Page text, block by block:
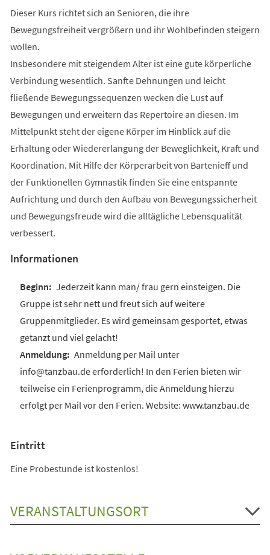
Dieser Kurs richtet sich an Senioren, die ihre
Bewegungsfreiheit vergrößern und ihr Wohlbefinden steigern
wollen.
Insbesondere mit steigendem Alter ist eine gute körperliche
Verbindung wesentlich. Sanfte Dehnungen und leicht
fließende Bewegungssequenzen wecken die Lust auf
Bewegungen und erweitern das Repertoire an diesen. Im
Mittelpunkt steht der eigene Körper im Hinblick auf die
Erhaltung oder Wiedererlangung der Beweglichkeit, Kraft und
Koordination. Mit Hilfe der Körperarbeit von Bartenieff und
der Funktionellen Gymnastik finden Sie eine entspannte
Aufrichtung und durch den Aufbau von Bewegungssicherheit
und Bewegungsfreude wird die alltägliche Lebensqualität
verbessert.
Informationen
Jederzeit kann man/ frau gern einsteigen. Die
Gruppe ist sehr nett und freut sich auf weitere
Gruppenmitglieder. Es wird gemeinsam gesportet, etwas
getanzt und viel gelacht!
Anmeldung per Mail unter
info@tanzbau.de erforderlich! In den Ferien bieten wir
teilweise ein Ferienprogramm, die Anmeldung hierzu
erfolgt per Mail vor den Ferien. Website: www.tanzbau.de
Eintritt
Eine Probestunde ist kostenlos!
VERANSTALTUNGSORT